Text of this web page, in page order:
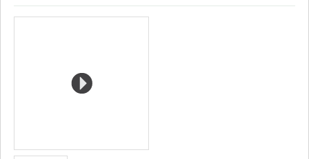
ResearchGate
Page LinkedInGoogleAutre
Media